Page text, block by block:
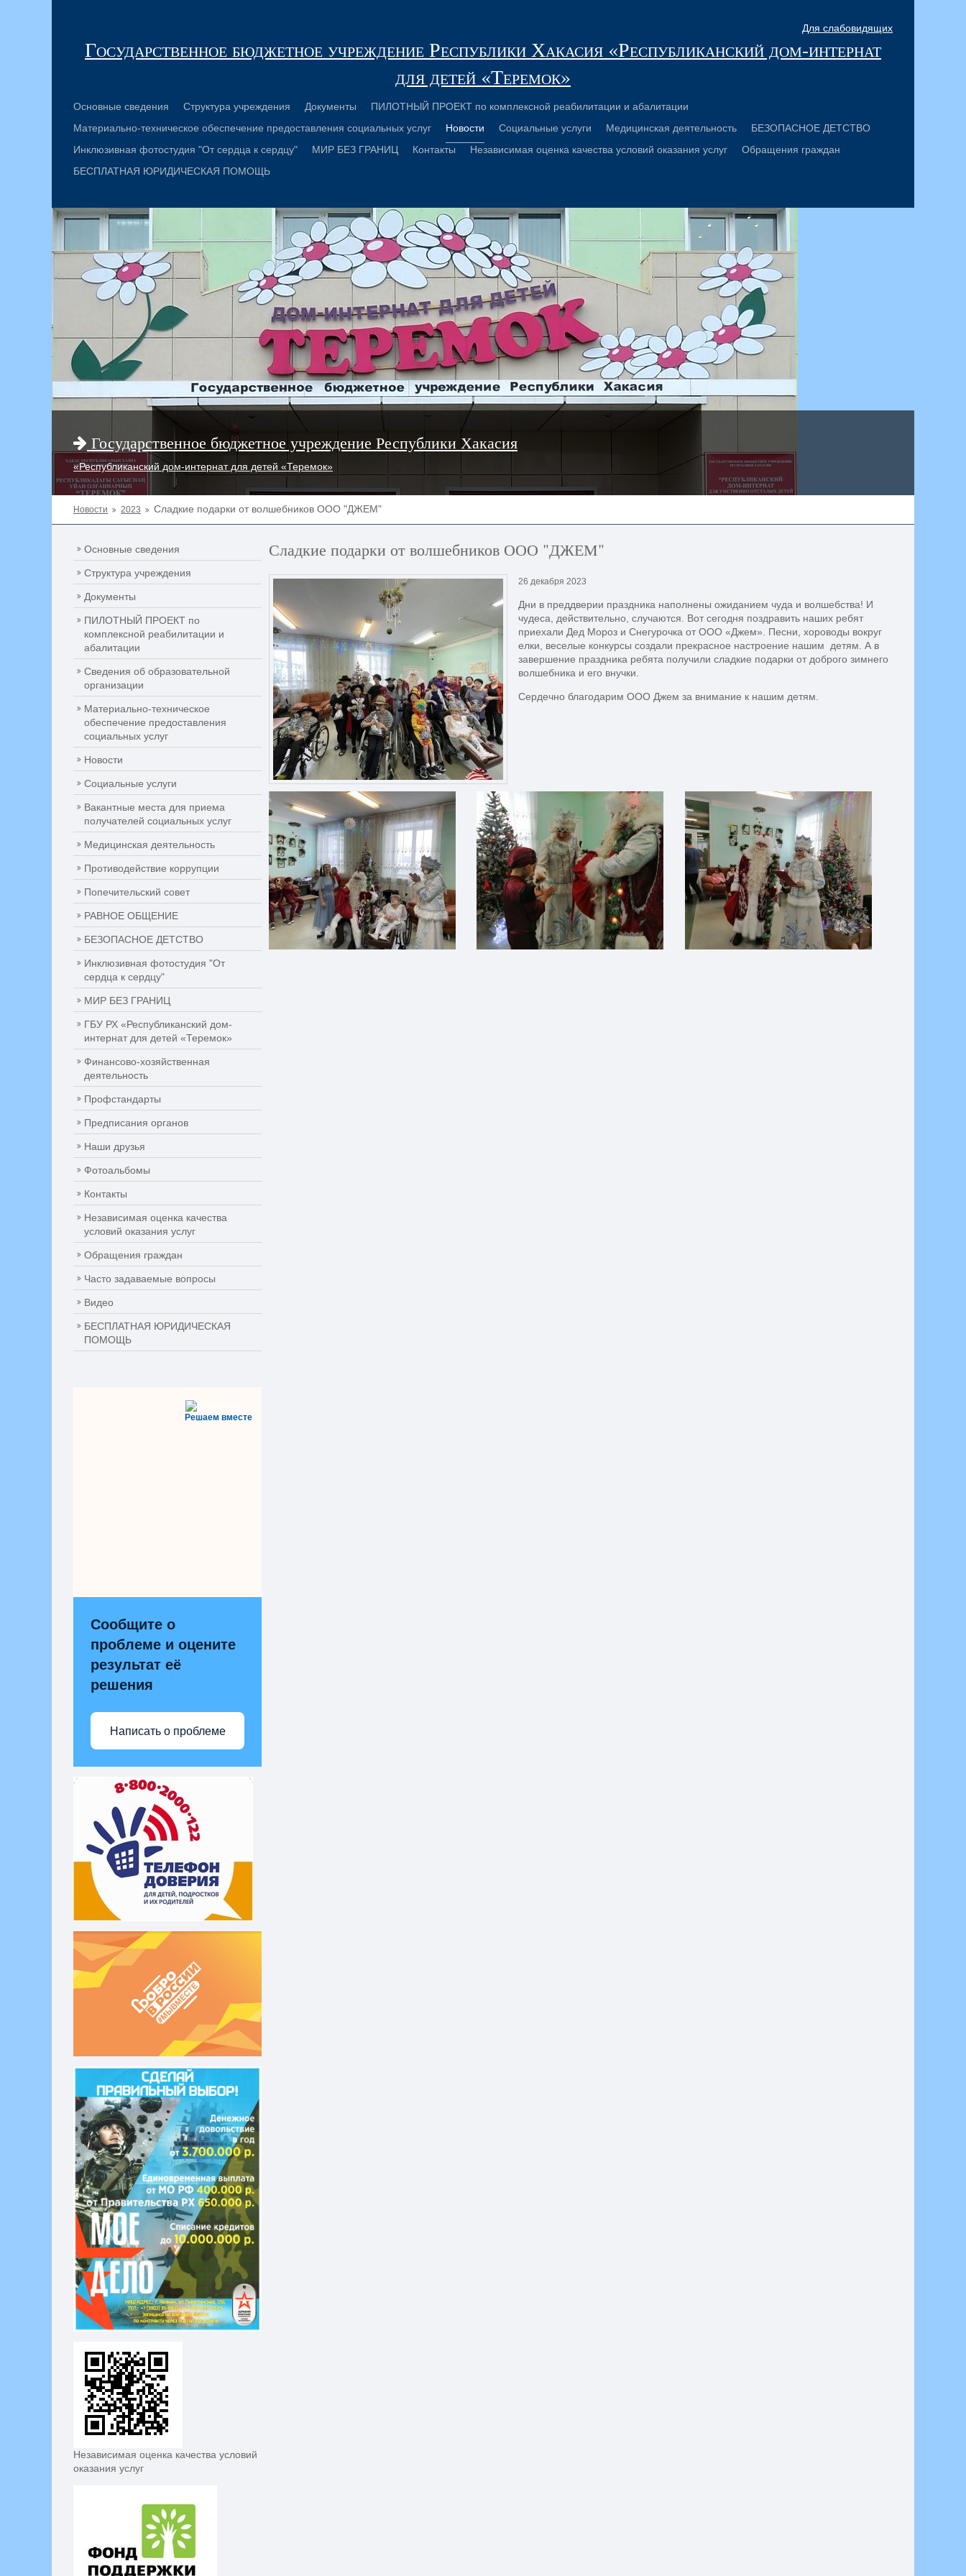
Для слабовидящих
Государственное бюджетное учреждение Республики Хакасия «Республиканский дом-интернат
для детей «Теремок»
Основные сведения Структура учреждения Документы
ПИЛОТНЫЙ ПРОЕКТ по комплексной реабилитации и абалитации
Материально-техническое обеспечение предоставления социальных услуг
Новости Социальные услуги Медицинская деятельность
БЕЗОПАСНОЕ ДЕТСТВО
Инклюзивная фотостудия "От сердца к сердцу"
МИР БЕЗ ГРАНИЦ Контакты Независимая оценка качества условий оказания услуг
Обращения граждан
БЕСПЛАТНАЯ ЮРИДИЧЕСКАЯ ПОМОЩЬ
Государственное бюджетное учреждение Республики Хакасия
«Республиканский дом-интернат для детей «Теремок»
Новости 2023 Сладкие подарки от волшебников ООО "ДЖЕМ"
Основные сведения
Структура учреждения
Документы
ПИЛОТНЫЙ ПРОЕКТ по
комплексной реабилитации и
абалитации
Сведения об образовательной
организации
Материально-техническое
обеспечение предоставления
социальных услуг
Новости
Социальные услуги
Вакантные места для приема
получателей социальных услуг
Медицинская деятельность
Противодействие коррупции
Попечительский совет
РАВНОЕ ОБЩЕНИЕ
БЕЗОПАСНОЕ ДЕТСТВО
Инклюзивная фотостудия "От
сердца к сердцу"
МИР БЕЗ ГРАНИЦ
ГБУ РХ «Республиканский дом-
интернат для детей «Теремок»
Финансово-хозяйственная
деятельность
Профстандарты
Предписания органов
Наши друзья
Фотоальбомы
Контакты
Независимая оценка качества
условий оказания услуг
Обращения граждан
Часто задаваемые вопросы
Видео
БЕСПЛАТНАЯ ЮРИДИЧЕСКАЯ
ПОМОЩЬ
Решаем вместе
Сообщите о
проблеме и оцените
результат её
решения
Написать о проблеме
Независимая оценка качества условий
оказания услуг
Сладкие подарки от волшебников ООО "ДЖЕМ"
26 декабря 2023
Дни в преддверии праздника наполнены ожиданием чуда и волшебства! И
чудеса, действительно, случаются. Вот сегодня поздравить наших ребят
приехали Дед Мороз и Снегурочка от ООО «Джем». Песни, хороводы вокруг
елки, веселые конкурсы создали прекрасное настроение нашим детям. А в
завершение праздника ребята получили сладкие подарки от доброго зимнего
волшебника и его внучки.
Сердечно благодарим ООО Джем за внимание к нашим детям.